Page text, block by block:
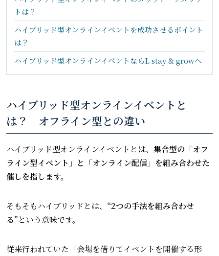
トは？
ハイブリッド型オンラインイベントを成功させるポイント
は？
ハイブリッド型オンラインイベントならL stay & growへ
ハイブリッド型オンラインイベントと
は？ オフライン型との違い
ハイブリッド型オンラインイベントとは、集合型の「オフ
ライン型イベント」と「オンライン配信」を組み合わせた
催しを指します。
そもそもハイブリッドとは、 “2つの手法を組み合わせ
る”という意味です。
従来行われていた「会場を借りてイベントを開催する形